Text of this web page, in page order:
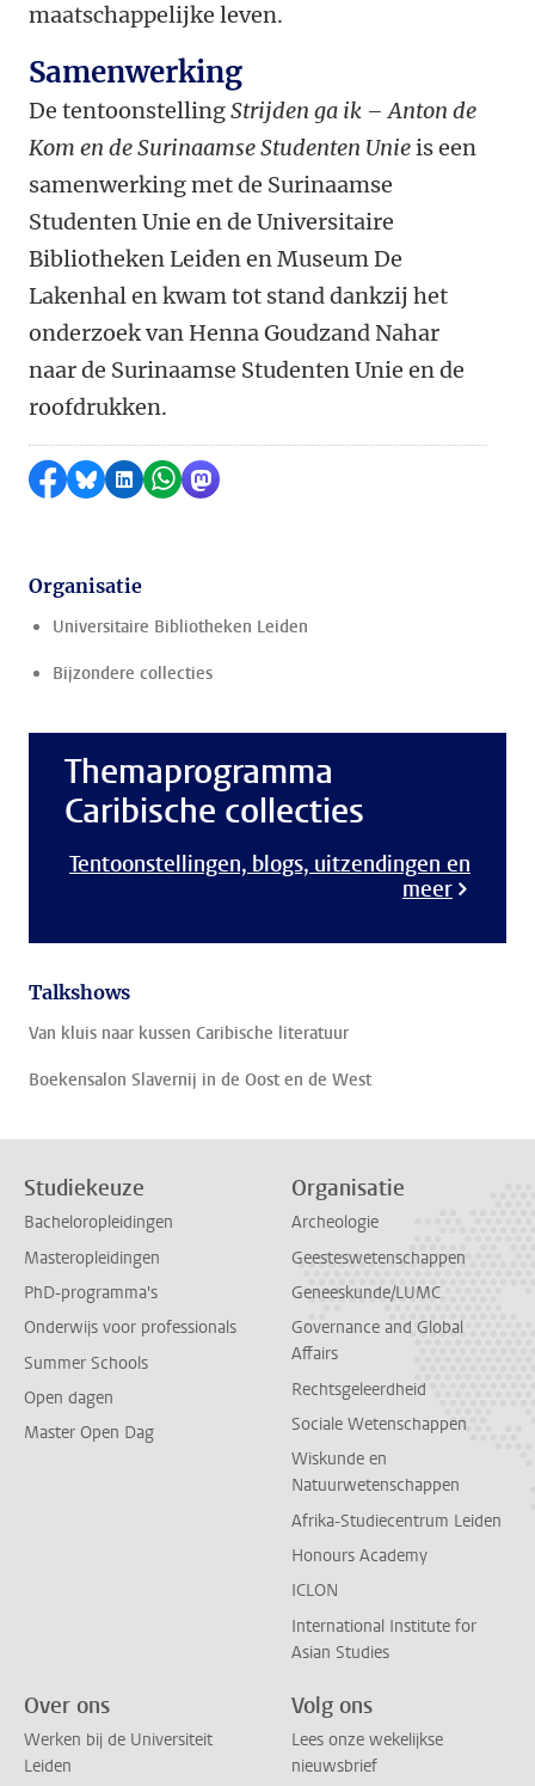
maatschappelijke leven.
Samenwerking
De tentoonstellingStrijden ga ik – Anton de
Kom en de Surinaamse Studenten Unieis een
samenwerking met de Surinaamse
Studenten Unie en de Universitaire
Bibliotheken Leiden en Museum De
Lakenhal en kwam tot stand dankzij het
onderzoek van Henna Goudzand Nahar
naar de Surinaamse Studenten Unie en de
roofdrukken.
Delen op Facebook
Delen via Bluesky
Delen op LinkedIn
Delen via WhatsApp
Delen via Mastodon
Organisatie
Universitaire Bibliotheken Leiden
Bijzondere collecties
Themaprogramma
Caribische collecties
Tentoonstellingen, blogs, uitzendingen en
meer
Talkshows
Van kluis naar kussen Caribische literatuur
Boekensalon Slavernij in de Oost en de West
Studiekeuze
Bacheloropleidingen
Masteropleidingen
PhD-programma's
Onderwijs voor professionals
Summer Schools
Open dagen
Master Open Dag
Organisatie
Archeologie
Geesteswetenschappen
Geneeskunde/LUMC
Governance and Global
Affairs
Rechtsgeleerdheid
Sociale Wetenschappen
Wiskunde en
Natuurwetenschappen
Afrika-Studiecentrum Leiden
Honours Academy
ICLON
International Institute for
Asian Studies
Over ons
Werken bij de Universiteit
Leiden
Volg ons
Lees onze wekelijkse
nieuwsbrief